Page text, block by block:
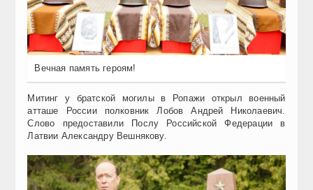
Вечная память героям!
Митинг у братской могилы в Ропажи открыл военный
атташе России полковник Лобов Андрей Николаевич.
Слово предоставили Послу Российской Федерации в
Латвии Александру Вешнякову.